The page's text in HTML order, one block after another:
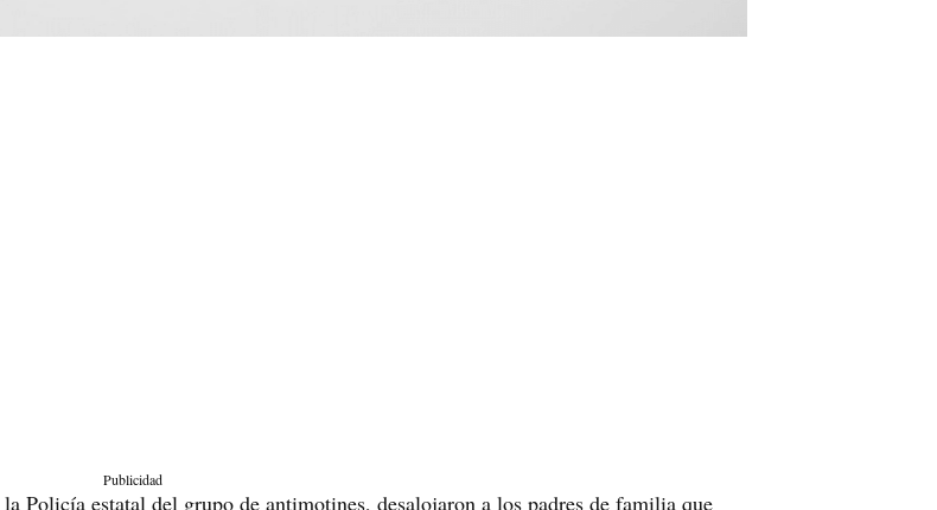
Publicidad
Policía estatal del grupo de antimotines, desalojaron a los padres de familia que